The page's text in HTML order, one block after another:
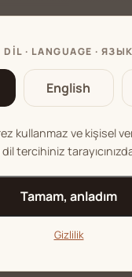
DIL · LANGUAGE · ЯЗЫК
English
kullanmaz ve kişisel
dil tercihiniz
Tamam, anladım
Gizlilik